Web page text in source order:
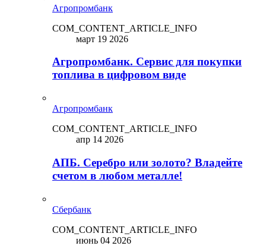
Агропромбанк
COM_CONTENT_ARTICLE_INFO
март 19 2026
Агропромбанк. Сервис для покупки
топлива в цифровом виде
Агропромбанк
COM_CONTENT_ARTICLE_INFO
апр 14 2026
АПБ. Серебро или золото? Владейте
счетом в любом металле!
Сбербанк
COM_CONTENT_ARTICLE_INFO
июнь 04 2026